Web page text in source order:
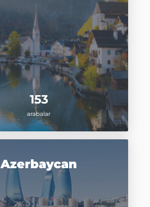
153
arabalar
Azerbaycan